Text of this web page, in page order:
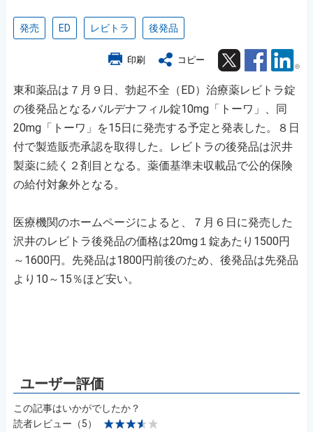
発売 ED レビトラ 後発品
印刷 コピー Twitter Facebook
東和薬品は７月９日、勃起不全（ED）治療薬レビトラ錠
の後発品となるバルデナフィル錠10mg「トーワ」、同
20mg「トーワ」を15日に発売する予定と発表した。８日
付で製造販売承認を取得した。レビトラの後発品は沢井
製薬に続く２剤目となる。薬価基準未収載品で公的保険
の給付対象外となる。
医療機関のホームページによると、７月６日に発売した
沢井のレビトラ後発品の価格は20mg１錠あたり1500円
～1600円。先発品は1800円前後のため、後発品は先発品
より10～15％ほど安い。
この記事はいかがでしたか？
読者レビュー（5）